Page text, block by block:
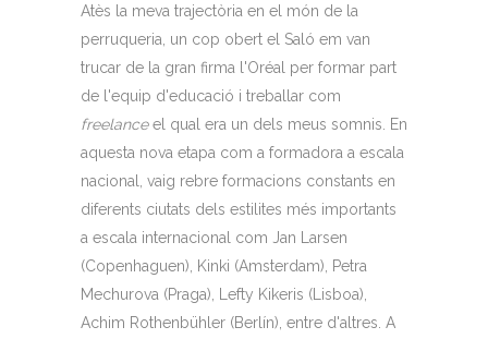
Atès la meva trajectòria en el món de la
perruqueria, un cop obert el Saló em van
trucar de la gran firma l'Oréal per formar part
de l'equip d'educació i treballar com
freelanceel qual era un dels meus somnis. En
aquesta nova etapa com a formadora a escala
nacional, vaig rebre formacions constants en
diferents ciutats dels estilites més importants
a escala internacional com Jan Larsen
(Copenhaguen), Kinki (Amsterdam), Petra
Mechurova (Praga), Lefty Kikeris (Lisboa),
Achim Rothenbühler (Berlín), entre d'altres. A